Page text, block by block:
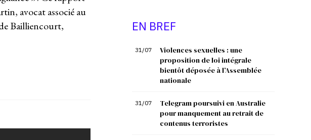
avocat associé au
Bailliencourt,
EN BREF
31/07
Violences sexuelles : une
proposition de loi intégrale
bientôt déposée à l’Assemblée
nationale
31/07
Telegram poursuivi en Australie
pour manquement au retrait de
contenus terroristes